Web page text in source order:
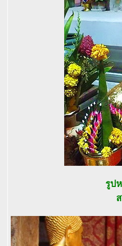
รูป